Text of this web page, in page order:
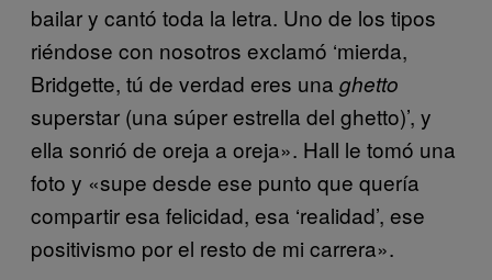
bailar y cantó toda la letra. Uno de los tipos
riéndose con nosotros exclamó ‘mierda,
Bridgette, tú de verdad eres una ghetto
superstar (una súper estrella del ghetto)’, y
ella sonrió de oreja a oreja». Hall le tomó una
foto y «supe desde ese punto que quería
compartir esa felicidad, esa ‘realidad’, ese
positivismo por el resto de mi carrera».